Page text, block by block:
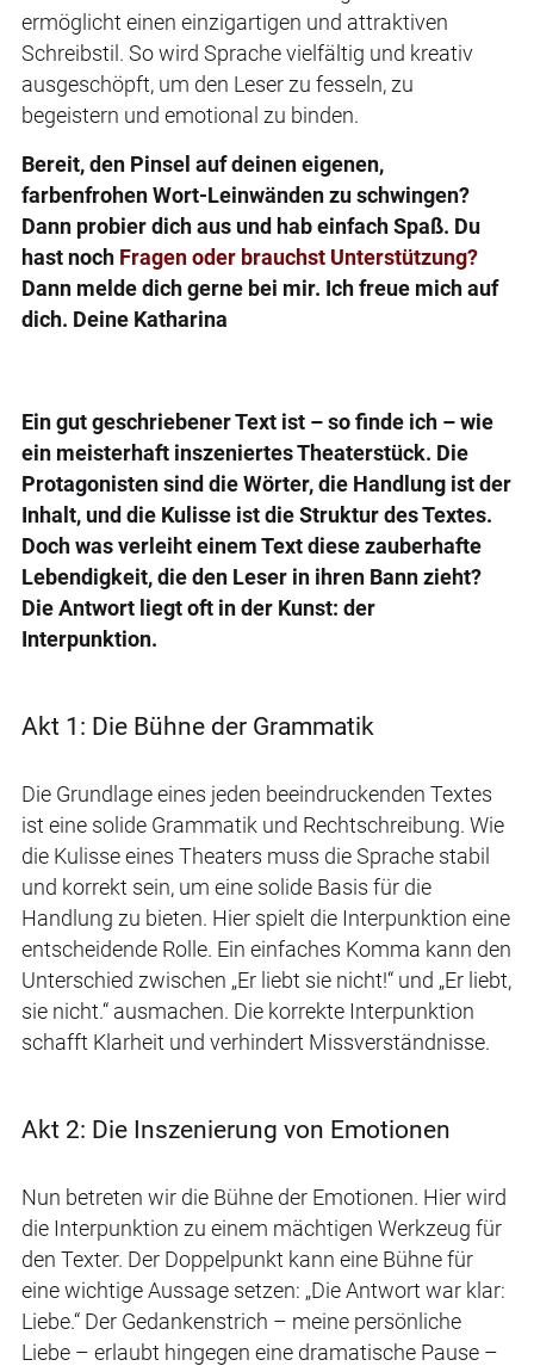
ermöglicht einen einzigartigen und attraktiven
Schreibstil. So wird Sprache vielfältig und kreativ
ausgeschöpft, um den Leser zu fesseln, zu
begeistern und emotional zu binden.
Bereit, den Pinsel auf deinen eigenen,
farbenfrohen Wort-Leinwänden zu schwingen?
Dann probier dich aus und hab einfach Spaß. Du
hast nochFragen oder brauchst Unterstützung?
Dann melde dich gerne bei mir. Ich freue mich auf
dich. Deine Katharina
Ein gut geschriebener Text ist – so finde ich – wie
ein meisterhaft inszeniertes Theaterstück. Die
Protagonisten sind die Wörter, die Handlung ist der
Inhalt, und die Kulisse ist die Struktur des Textes.
Doch was verleiht einem Text diese zauberhafte
Lebendigkeit, die den Leser in ihren Bann zieht?
Die Antwort liegt oft in der Kunst: der
Interpunktion.
Akt 1: Die Bühne der Grammatik
Die Grundlage eines jeden beeindruckenden Textes
ist eine solide Grammatik und Rechtschreibung. Wie
die Kulisse eines Theaters muss die Sprache stabil
und korrekt sein, um eine solide Basis für die
Handlung zu bieten. Hier spielt die Interpunktion eine
entscheidende Rolle. Ein einfaches Komma kann den
Unterschied zwischen „Er liebt sie nicht!“ und „Er liebt,
sie nicht.“ ausmachen. Die korrekte Interpunktion
schafft Klarheit und verhindert Missverständnisse.
Akt 2: Die Inszenierung von Emotionen
Nun betreten wir die Bühne der Emotionen. Hier wird
die Interpunktion zu einem mächtigen Werkzeug für
den Texter. Der Doppelpunkt kann eine Bühne für
eine wichtige Aussage setzen: „Die Antwort war klar:
Liebe.“ Der Gedankenstrich – meine persönliche
Liebe – erlaubt hingegen eine dramatische Pause –